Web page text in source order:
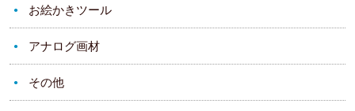
お絵かきツール
アナログ画材
その他